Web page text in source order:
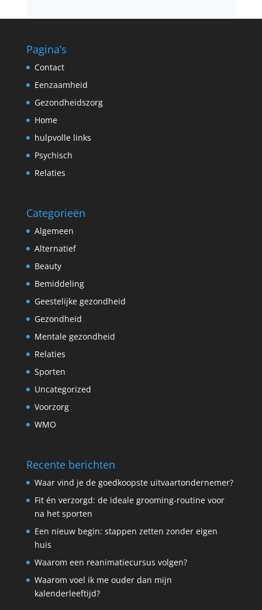
Pagina’s
Contact
Eenzaamheid
Gezondheidszorg
Home
hulpvolle links
Psychisch
Relaties
Categorieën
Algemeen
Alternatief
Beauty
Bemiddeling
Geestelijke gezondheid
Gezondheid
Mentale gezondheid
Relaties
Sporten
Uncategorized
Voorzorg
WMO
Recente berichten
Waar vind je de goedkoopste uitvaartondernemer?
Fit én verzorgd: de ideale grooming-routine voor
na het sporten
Een nieuw begin: stappen zetten zonder eigen
huis
Waarom een reanimatiecursus volgen?
Waarom voel ik me ouder dan mijn
kalenderleeftijd?